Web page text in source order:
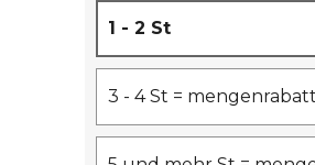
1 - 2 St
3 - 4 St =